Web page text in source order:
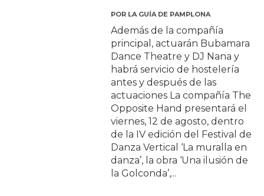
POR LA GUÍA DE PAMPLONA
Además de la compañía
principal, actuarán Bubamara
Dance Theatre y DJ Nana y
habrá servicio de hostelería
antes y después de las
actuaciones La compañía The
Opposite Hand presentará el
viernes, 12 de agosto, dentro
de la IV edición del Festival de
Danza Vertical ‘La muralla en
danza’, la obra ‘Una ilusión de
la Golconda’,...